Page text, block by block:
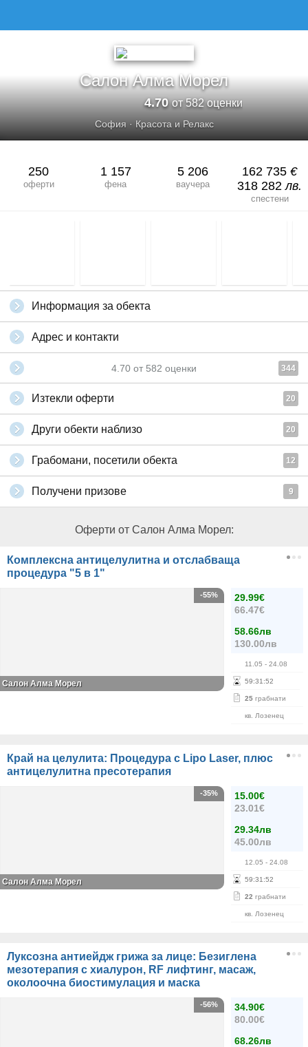
Салон Алма Морел
4.70от 582 оценки
София· Красота и Релакс
250
оферти
1 157
фена
5 206
ваучера
162 735 €
318 282лв.
спестени
Информация за обекта
Адрес и контакти
4.70 от 582 оценки 344
Изтекли оферти 20
Други обекти наблизо 20
Грабомани, посетили обекта 12
Получени призове 9
Оферти от Салон Алма Морел:
Комплексна антицелулитна и отслабваща
процедура "5 в 1"
29.99€
66.47€
58.66лв
130.00лв
11.05 - 24.08
59:31 :52
25 грабнати
кв. Лозенец
-55%
Салон Алма Морел
Край на целулита: Процедура с Lipo Laser, плюс
aнтицелулитна пресотерапия
15.00€
23.01€
29.34лв
45.00лв
12.05 - 24.08
59:31 :52
22 грабнати
кв. Лозенец
-35%
Салон Алма Морел
Луксозна антиейдж грижа за лице: Безиглена
мезотерапия с хиалурон, RF лифтинг, масаж,
околоочна биостимулация и маска
34.90€
80.00€
68.26лв
-56%